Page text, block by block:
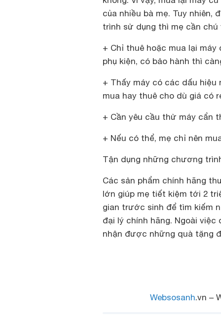
của nhiều bà mẹ. Tuy nhiên,
trình sử dụng thì mẹ cần
+ Chỉ thuê hoặc mua lại
phụ kiện, có bảo hành thì
+ Thấy máy có các dấu
mua hay thuê cho dù giá có
+ Cần yêu cầu thử máy cẩn
+ Nếu có thể, mẹ chỉ nên
Tận dụng những chương
Các sản phẩm chính hãng
lớn giúp mẹ tiết kiệm tới 2
gian trước sinh để tìm kiếm
đại lý chính hãng. Ngoài
nhận được những quà tặng
Websosanh.vn –